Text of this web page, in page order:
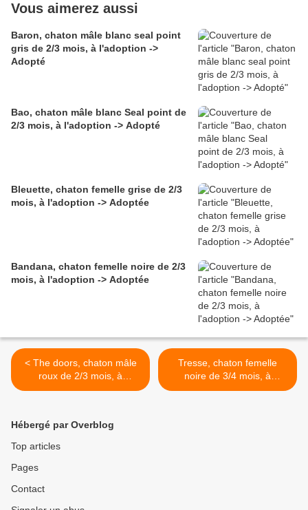
Vous aimerez aussi
Baron, chaton mâle blanc seal point
gris de 2/3 mois, à l'adoption ->
Adopté
Bao, chaton mâle blanc Seal point de
2/3 mois, à l'adoption -> Adopté
Bleuette, chaton femelle grise de 2/3
mois, à l'adoption -> Adoptée
Bandana, chaton femelle noire de 2/3
mois, à l'adoption -> Adoptée
< The doors, chaton mâle
roux de 2/3 mois, à
l'adoption -> adopté
Tresse, chaton femelle
noire de 3/4 mois, à
l'adoption -> adoptée >
Hébergé par Overblog
Top articles
Pages
Contact